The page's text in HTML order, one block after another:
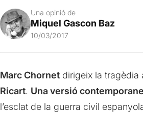
Una opinió de
Miquel Gascon Baz
10/03/2017
Marc Chornetdirigeix la tragèdia
Ricart. Una versió
l’esclat de la guerra civil